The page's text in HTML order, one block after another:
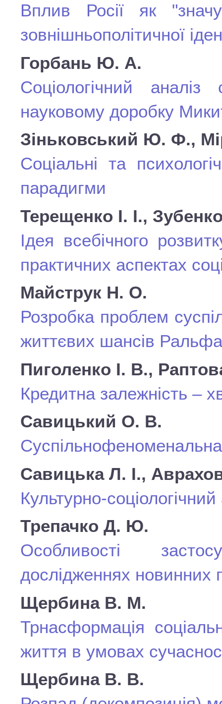
Вплив Росії як
зовнішньополітичної
Горбань Ю. А.
Соціологічний аналіз
науковому доробку
Зіньковський Ю. Ф.,
Соціальні та
парадигми
Терещенко І. І.,
Ідея всебічного
практичних аспектах
Майструк Н. О.
Розробка проблем
життєвих шансів
Пиголенко І. В.,
Кредитна залежність –
Савицький О. В.
Суспільнофеноменальна
Савицька Л. І.,
Культурно-
Трепачко Д. Ю.
Особливості
дослідженнях новинних
Щербина В. М.
Трнасформація
життя в умовах
Щербина В. В.